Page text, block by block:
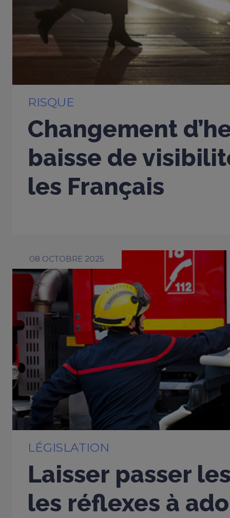
RISQUE
Changement
baisse de
les Français
08 OCTOBRE 2025
LÉGISLATION
Laisser passer
les réflexes à